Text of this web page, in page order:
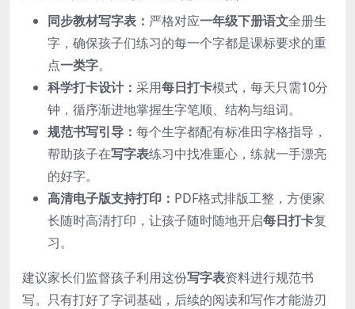
同步教材写字表： 严格对应一年级下册语文全册生
字，确保孩子们练习的每一个字都是课标要求的重
点一类字。
科学打卡设计： 采用每日打卡模式，每天只需10分
钟，循序渐进地掌握生字笔顺、结构与组词。
规范书写引导： 每个生字都配有标准田字格指导，
帮助孩子在写字表练习中找准重心，练就一手漂亮
的好字。
高清电子版支持打印： PDF格式排版工整，方便家
长随时高清打印，让孩子随时随地开启每日打卡复
习。
建议家长们监督孩子利用这份写字表资料进行规范书
写。只有打好了字词基础，后续的阅读和写作才能游刃